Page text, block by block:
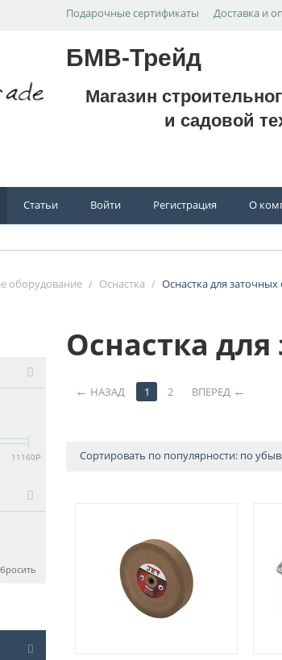
Подарочные сертификаты Доставка и
БМВ-Трейд
Магазин
и садовой
Статьи Войти Регистрация О
оборудование / Оснастка / Оснастка для заточных
11160Р
Оснастка
НАЗАД 1 2 ВПЕРЕД
Сортировать по популярности: по